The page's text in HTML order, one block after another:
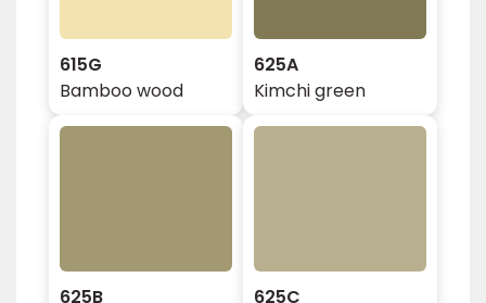
615G
Bamboo wood
625A
Kimchi green
625B 625C